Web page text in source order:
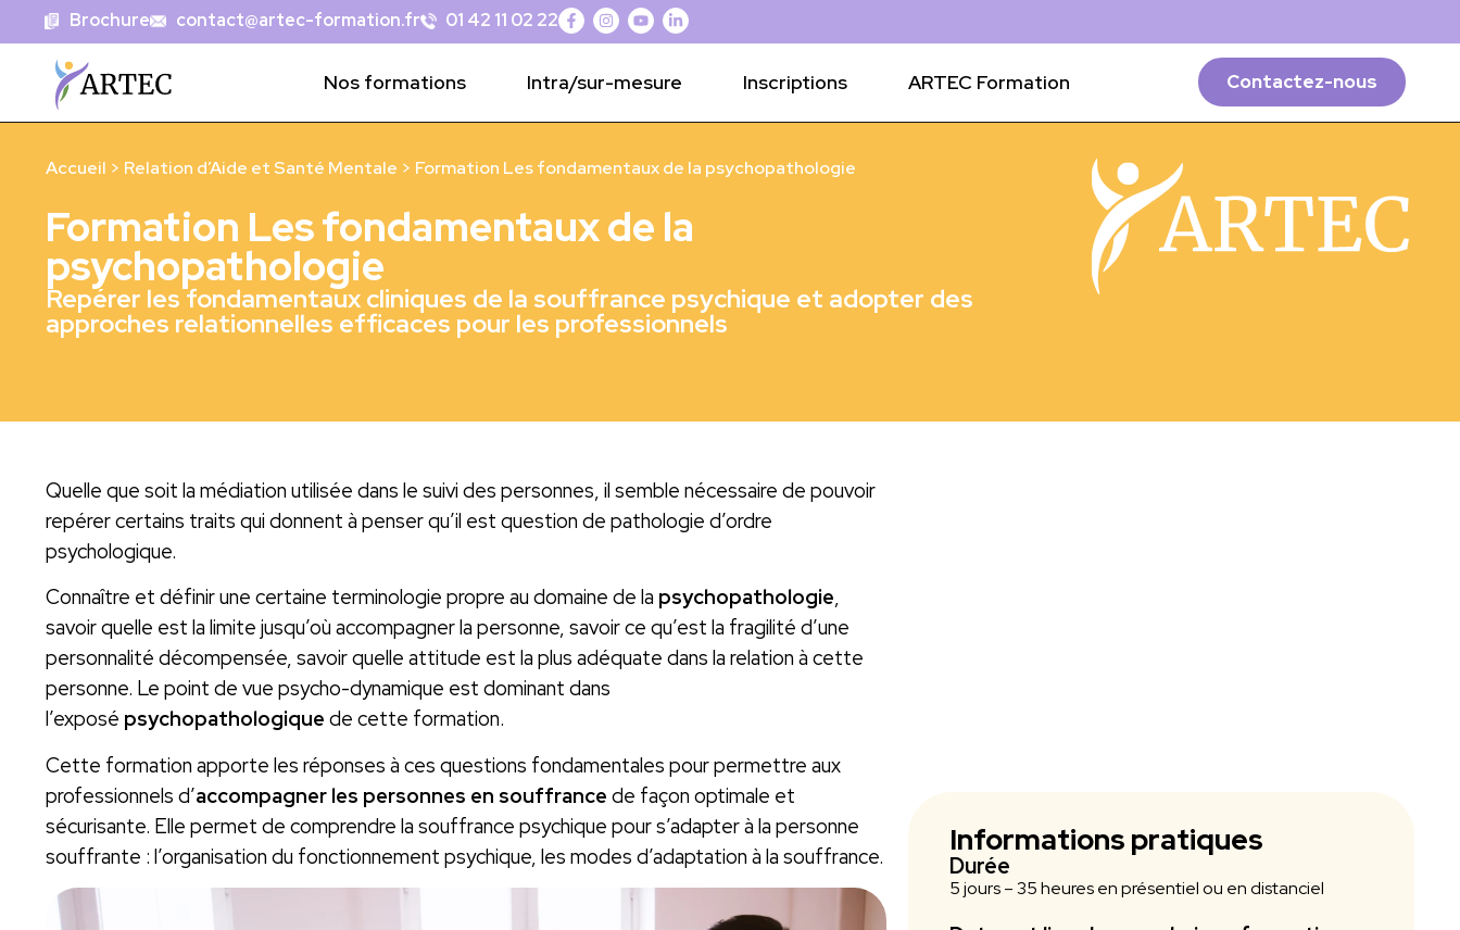
Brochure contact@artec-formation.fr 01 42 11 02 22
Nos formations Intra/sur-mesure Inscriptions ARTEC Formation Contactez-nous
Accueil > Relation d’Aide et Santé Mentale > Formation Les fondamentaux de la psychopathologie
Formation Les fondamentaux de la
psychopathologie
Repérer les fondamentaux cliniques de la souffrance psychique et adopter des
approches relationnelles efficaces pour les professionnels
Quelle que soit la médiation utilisée dans le suivi des personnes, il semble nécessaire de pouvoir
repérer certains traits qui donnent à penser qu’il est question de pathologie d’ordre
psychologique.
Connaître et définir une certaine terminologie propre au domaine de la psychopathologie,
savoir quelle est la limite jusqu’où accompagner la personne, savoir ce qu’est la fragilité d’une
personnalité décompensée, savoir quelle attitude est la plus adéquate dans la relation à cette
personne. Le point de vue psycho-dynamique est dominant dans
l’exposé psychopathologique de cette formation.
Cette formation apporte les réponses à ces questions fondamentales pour permettre aux
professionnels d’accompagner les personnes en souffrance de façon optimale et
sécurisante. Elle permet de comprendre la souffrance psychique pour s’adapter à la personne
souffrante : l’organisation du fonctionnement psychique, les modes d’adaptation à la souffrance.
Informations pratiques
Durée
5 jours – 35 heures en présentiel ou en distanciel